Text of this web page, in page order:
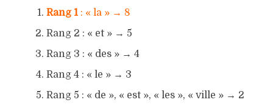
Rang 1: « la » → 8
Rang 2 : « et » → 5
Rang 3 : « des » → 4
Rang 4 : « le » → 3
Rang 5 : « de », « est », « les », « ville » → 2